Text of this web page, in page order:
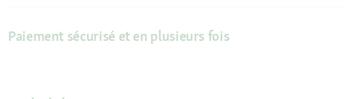
Paiement sécurisé et en plusieurs fois